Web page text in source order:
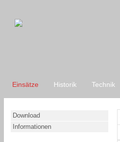
Einsätze Historik Technik
Download
Informationen